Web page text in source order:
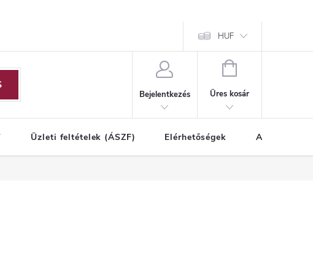
HUF
Bejelentkezés
KOSÁR
Üres kosár
Üzleti feltételek (ÁSZF) Elérhetőségek A vásárlás